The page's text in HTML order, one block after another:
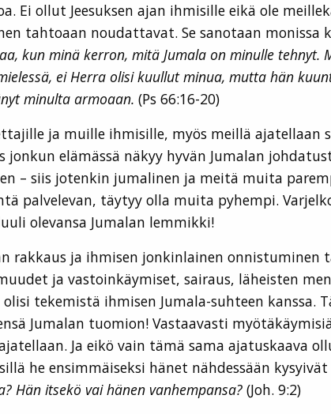
Ei ollut Jeesuksen ajan ihmisille eikä ole
tahtoaan noudattavat. Se sanotaan monissa
kun minä kerron, mitä Jumala on minulle tehnyt.
ei Herra olisi kuullut minua, mutta hän
minulta armoaan. (Ps 66:16-20)
ja muille ihmisille, myös meillä
jonkun elämässä näkyy hyvän Jumalan
– siis jotenkin jumalinen ja meitä muita
palvelevan, täytyy olla muita pyhempi.
olevansa Jumalan lemmikki!
rakkaus ja ihmisen jonkinlainen onnistuminen
ja vastoinkäymiset, sairaus, läheisten
tekemistä ihmisen Jumala-suhteen kanssa.
Jumalan tuomion! Vastaavasti
Ja eikö vain tämä sama ajatuskaava
he ensimmäiseksi hänet nähdessään
Hän itsekö vai hänen vanhempansa?(Joh. 9:2)